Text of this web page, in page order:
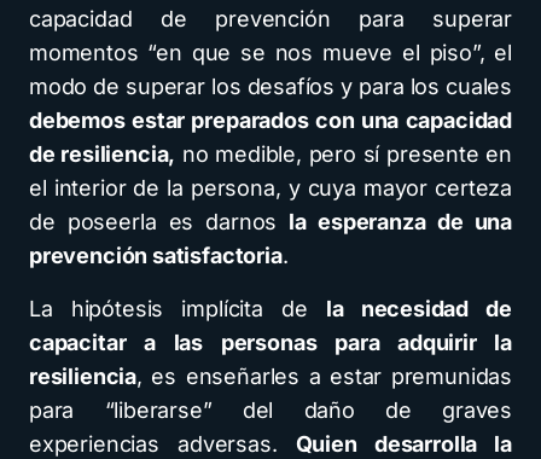
capacidad de prevención para superar
momentos “en que se nos mueve el piso”, el
modo de superar los desafíos y para los cuales
debemos estar preparados con una capacidad
de resiliencia, no medible, pero sí presente en
el interior de la persona, y cuya mayor certeza
de poseerla es darnos la esperanza de una
prevención satisfactoria.
La hipótesis implícita de la necesidad de
capacitar a las personas para adquirir la
resiliencia, es enseñarles a estar premunidas
para “liberarse” del daño de graves
experiencias adversas. Quien desarrolla la